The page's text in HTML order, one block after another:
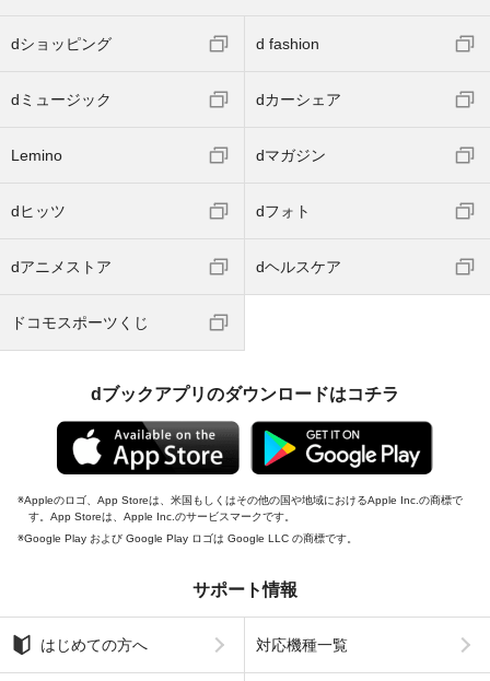
dショッピング d fashion
dミュージック dカーシェア
Lemino dマガジン
dヒッツ dフォト
dアニメストア dヘルスケア
ドコモスポーツくじ
dブックアプリのダウンロードはコチラ
Appleのロゴ、App Storeは、米国もしくはその他の国や地域におけるApple Inc.の商標で
す。App Storeは、Apple Inc.のサービスマークです。
Google Play および Google Play ロゴは Google LLC の商標です。
サポート情報
はじめての方へ 対応機種一覧